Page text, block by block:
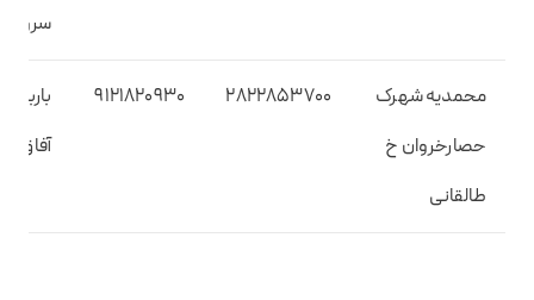
محمدیه شهرک
حصارخروان خ
طالقانی
2822853700
9121820930
باربری
آفاق